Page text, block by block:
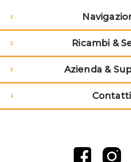
Ricambi &
Azienda &
Contatti